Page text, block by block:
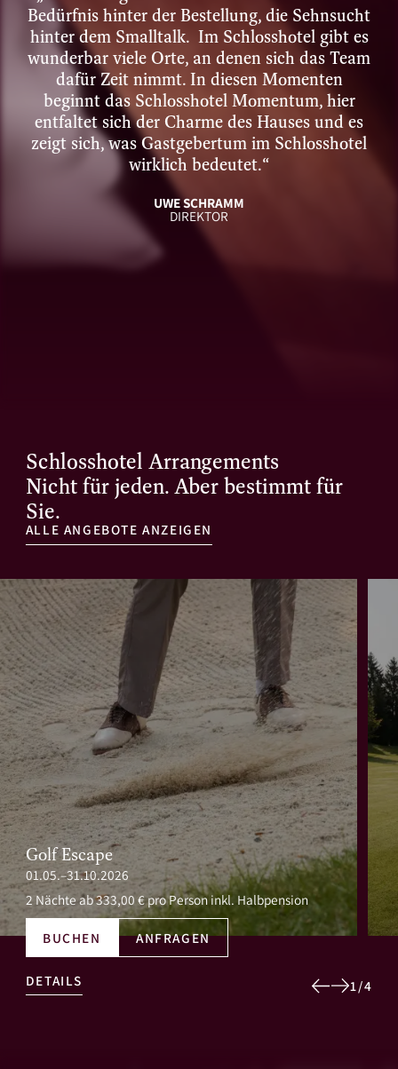
Bedürfnis hinter der Bestellung, die Sehnsucht
hinter dem Smalltalk. Im Schlosshotel gibt es
wunderbar viele Orte, an denen sich das Team
dafür Zeit nimmt. In diesen Momenten
beginnt das Schlosshotel Momentum, hier
entfaltet sich der Charme des Hauses und es
zeigt sich, was Gastgebertum im Schlosshotel
wirklich bedeutet.“
UWE SCHRAMM
DIREKTOR
Schlosshotel Arrangements
Nicht für jeden. Aber bestimmt für
Sie.
ALLE ANGEBOTE ANZEIGEN
Golf Escape
01.05.–31.10.2026
2 Nächteab 333,00 € pro Person inkl. Halbpension
BUCHEN ANFRAGEN
DETAILS 1/4